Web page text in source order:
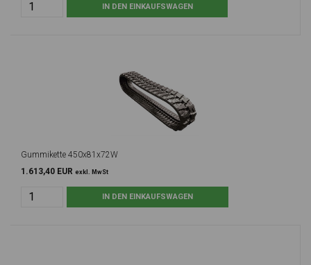
Gummikette 450x81x72W
1.613,40 EUR exkl. MwSt